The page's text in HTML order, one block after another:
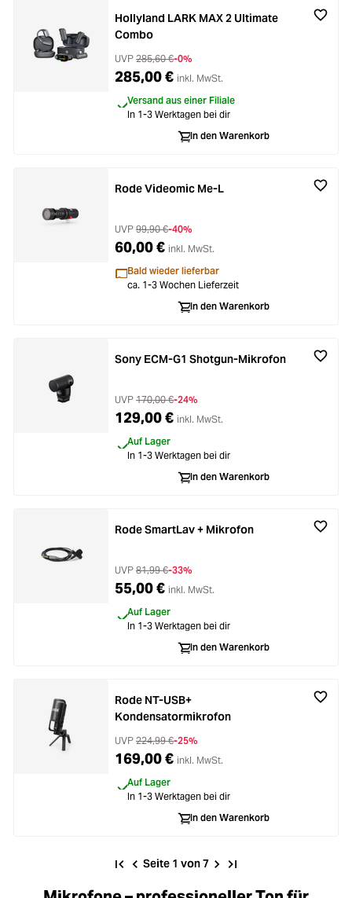
Hollyland LARK MAX 2 Ultimate
Combo
UVP 285,60 €-0%
285,00 € inkl. MwSt.
Versand aus einer Filiale
In 1-3 Werktagen bei dir
In den Warenkorb
Rode Videomic Me-L
UVP 99,90 €-40%
60,00 € inkl. MwSt.
Bald wieder lieferbar
ca. 1-3 Wochen Lieferzeit
In den Warenkorb
Sony ECM-G1 Shotgun-Mikrofon
UVP 170,00 €-24%
129,00 € inkl. MwSt.
Auf Lager
In 1-3 Werktagen bei dir
In den Warenkorb
Rode SmartLav + Mikrofon
UVP 81,99 €-33%
55,00 € inkl. MwSt.
Auf Lager
In 1-3 Werktagen bei dir
In den Warenkorb
Rode NT-USB+
Kondensatormikrofon
UVP 224,99 €-25%
169,00 € inkl. MwSt.
Auf Lager
In 1-3 Werktagen bei dir
In den Warenkorb
Seite 1 von 7